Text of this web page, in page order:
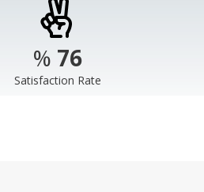
% 98
Satisfaction Rate